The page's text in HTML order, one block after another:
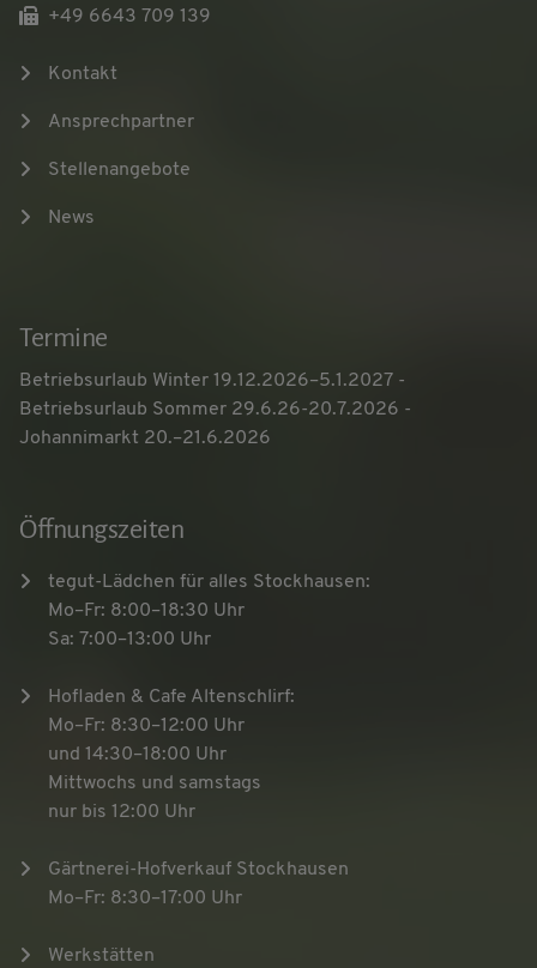
+49 6643 709 139
Kontakt
Ansprechpartner
Stellenangebote
News
Termine
Betriebsurlaub Winter 19.12.2026–5.1.2027 -
Betriebsurlaub Sommer 29.6.26-20.7.2026 -
Johannimarkt 20.–21.6.2026
Öffnungszeiten
tegut-Lädchen für alles Stockhausen:
Mo–Fr: 8:00–18:30 Uhr
Sa: 7:00–13:00 Uhr
Hofladen & Cafe Altenschlirf:
Mo–Fr: 8:30–12:00 Uhr
und 14:30–18:00 Uhr
Mittwochs und samstags
nur bis 12:00 Uhr
Gärtnerei-Hofverkauf Stockhausen
Mo–Fr: 8:30–17:00 Uhr
Werkstätten